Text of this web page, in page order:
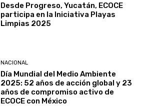
Desde Progreso, Yucatán, ECOCE
participa en la Iniciativa Playas
Limpias 2025
NACIONAL
Día Mundial del Medio Ambiente
2025: 52 años de acción global y 23
años de compromiso activo de
ECOCE con México